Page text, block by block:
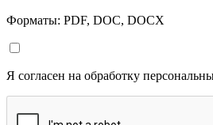
Форматы: PDF, DOC, DOCX
Я согласен на обработку